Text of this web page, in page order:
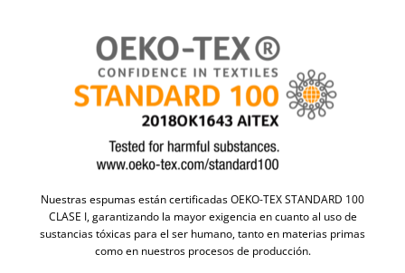
Nuestras espumas están certificadas OEKO-TEX STANDARD 100
CLASE I, garantizando la mayor exigencia en cuanto al uso de
sustancias tóxicas para el ser humano, tanto en materias primas
como en nuestros procesos de producción.